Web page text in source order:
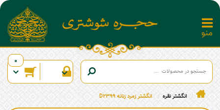
0
انگشتر نقره انگشتر زمرد زنانه D2399